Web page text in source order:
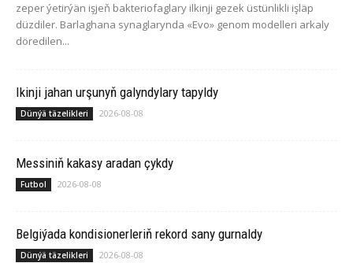
zeper ýetirýän işjeň bakteriofaglary ilkinji gezek üstünlikli işläp
düzdiler. Barlaghana synaglarynda «Evo» genom modelleri arkaly
döredilen...
Ikinji jahan urşunyň galyndylary tapyldy
Dünýä täzelikleri 2026-08-08
Messiniň kakasy aradan çykdy
Futbol 2026-08-08
Belgiýada kondisionerleriň rekord sany gurnaldy
Dünýä täzelikleri 2026-08-08